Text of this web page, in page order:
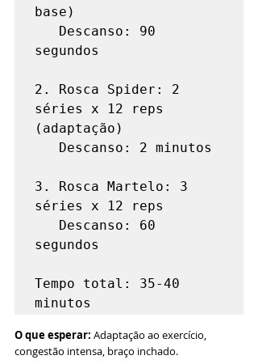
base)
segundos
2. Rosca Spider: 2
séries x 12 reps
(adaptação)
3. Rosca Martelo: 3
séries x 12 reps
segundos
Tempo total: 35-40
O que esperar: Adaptação ao exercício,
congestão intensa, braço inchado.